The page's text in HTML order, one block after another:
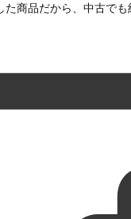
商品だから、中古で